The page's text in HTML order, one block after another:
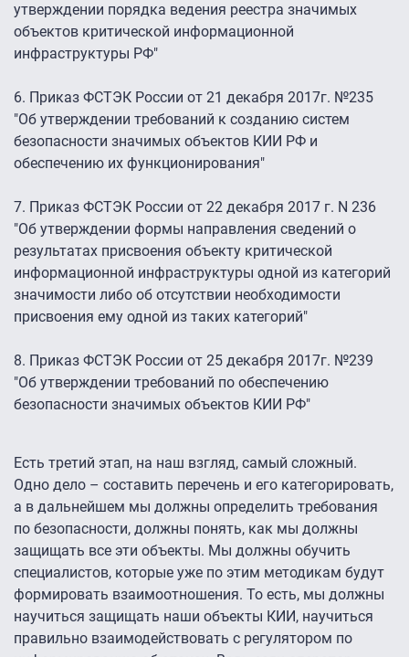
утверждении порядка ведения реестра значимых
объектов критической информационной
инфраструктуры РФ"
6. Приказ ФСТЭК России от 21 декабря 2017г. №235
"Об утверждении требований к созданию систем
безопасности значимых объектов КИИ РФ и
обеспечению их функционирования"
7. Приказ ФСТЭК России от 22 декабря 2017 г. N 236
"Об утверждении формы направления сведений о
результатах присвоения объекту критической
информационной инфраструктуры одной из категорий
значимости либо об отсутствии необходимости
присвоения ему одной из таких категорий"
8. Приказ ФСТЭК России от 25 декабря 2017г. №239
"Об утверждении требований по обеспечению
безопасности значимых объектов КИИ РФ"
Есть третий этап, на наш взгляд, самый сложный.
Одно дело – составить перечень и его категорировать,
а в дальнейшем мы должны определить требования
по безопасности, должны понять, как мы должны
защищать все эти объекты. Мы должны обучить
специалистов, которые уже по этим методикам будут
формировать взаимоотношения. То есть, мы должны
научиться защищать наши объекты КИИ, научиться
правильно взаимодействовать с регулятором по